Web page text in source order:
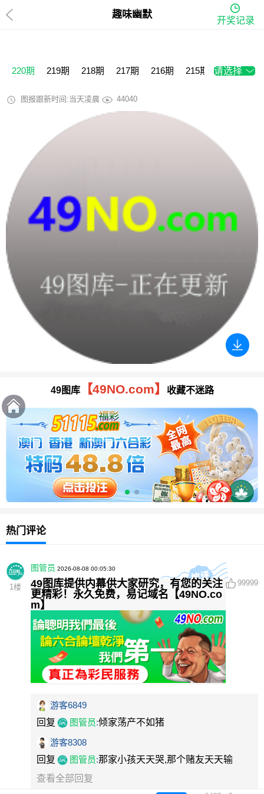
趣味幽默
开奖记录
220期 219期 218期 217期 216期 215期 214期
请选择
图报跟新时间:当天凌晨 44040
49图库【49NO.com】 收藏不迷路
热门评论
1 楼
图管员 2026-08-08 00:05:30
49图库提供内幕供大家研究，有您的关注
更精彩！永久免费，易记域名【49NO.co
m】
99999
游客6849
回复
图管员:倾家荡产不如猪
游客8308
回复
图管员:那家小孩天天哭,那个赌友天天输
查看全部回复